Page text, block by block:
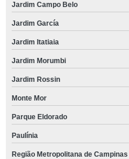
Jardim Campo Belo
Jardim García
Jardim Itatiaia
Jardim Morumbi
Jardim Rossin
Monte Mor
Parque Eldorado
Paulínia
Região Metropolitana de Campinas